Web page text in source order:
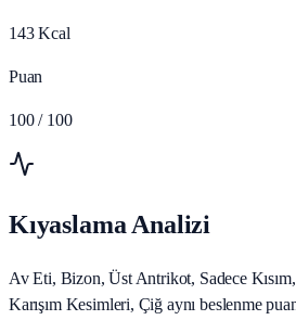
143 Kcal
Puan
100 / 100
Kıyaslama Analizi
Av Eti, Bizon, Üst Antrikot, Sadece
Karışım Kesimleri, Çiğ aynı beslenme